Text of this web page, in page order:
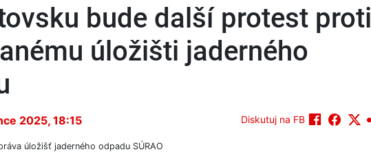
bude další protest proti
úložišti jaderného
2025, 18:15 Diskutuj na FB
úložišť jaderného odpadu SÚRAO